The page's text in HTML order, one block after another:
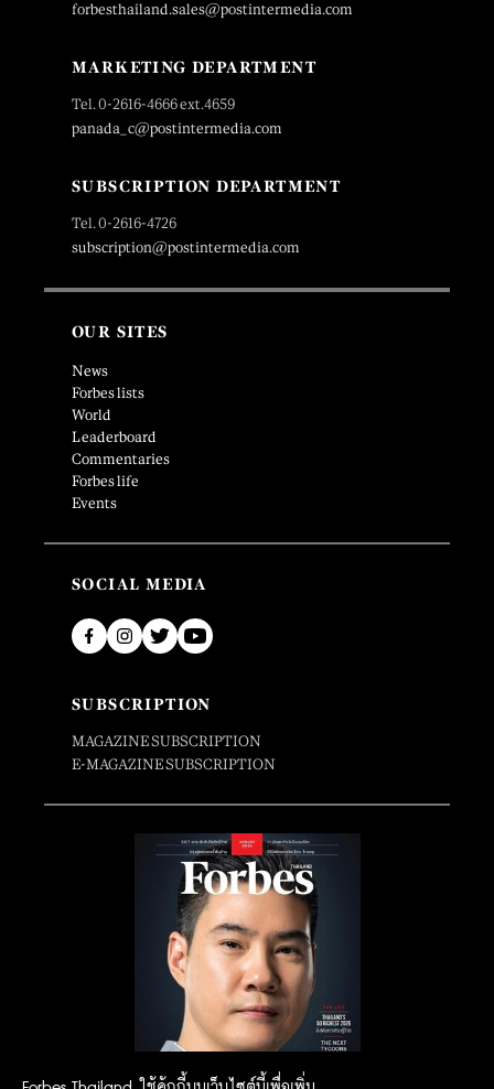
forbesthailand.sales@postintermedia.com
MARKETING DEPARTMENT
Tel. 0-2616-4666 ext.4659
panada_c@postintermedia.com
SUBSCRIPTION DEPARTMENT
Tel. 0-2616-4726
subscription@postintermedia.com
OUR SITES
News
Forbes lists
World
Leaderboard
Commentaries
Forbes life
Events
SOCIAL MEDIA
SUBSCRIPTION
MAGAZINE SUBSCRIPTION
E-MAGAZINE SUBSCRIPTION